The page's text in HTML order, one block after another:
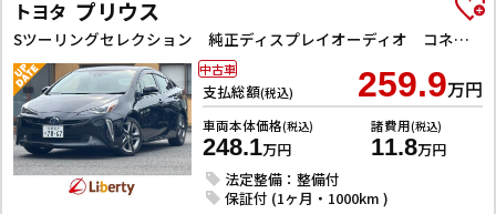
トヨタ プリウス
Sツーリングセレクション 純正ディスプレイオーディオ コネクテッドナビ ETC クリアランスソナー レーンアシスト オートクルーズコントロール 衝突被害軽減システム バックカメラ アルミホイール オートマチックハイビーム
支払総額(税込) 259.9万円
車両本体価格(税込)
248.1万円
諸費用(税込)
11.8万円
法定整備：整備付
保証付 (1ヶ月・1000km )
中古車